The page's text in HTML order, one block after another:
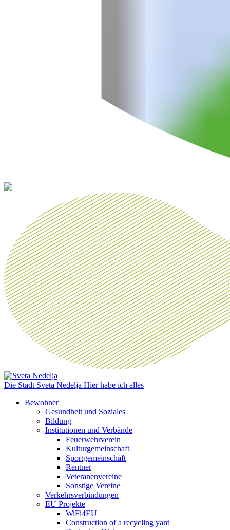
Die Stadt Sveta Nedelja Hier habe ich alles
Bewohner
Gesundheit und Soziales
Bildung
Institutionen und Verbände
Feuerwehrverein
Kulturgemeinschaft
Sportgemeinschaft
Rentner
Veteranenvereine
Sonstige Vereine
Verkehrsverbindungen
EU Projekte
WiFi4EU
Construction of a recycling yard